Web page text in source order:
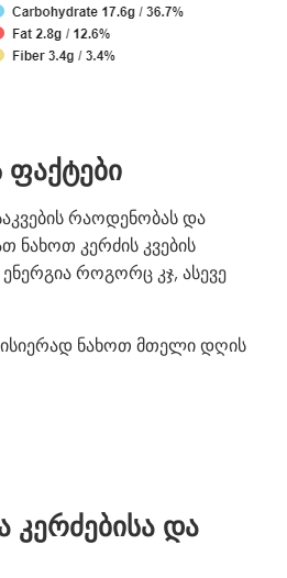
ᲤᲐᲥᲢᲔᲑᲘ
რაოდენობას და
ნახოთ კერძის კვების
როგორც კჯ, ასევე
ნახოთ მთელი დღის
ᲙᲔᲠᲫᲔᲑᲘᲡᲐ ᲓᲐ